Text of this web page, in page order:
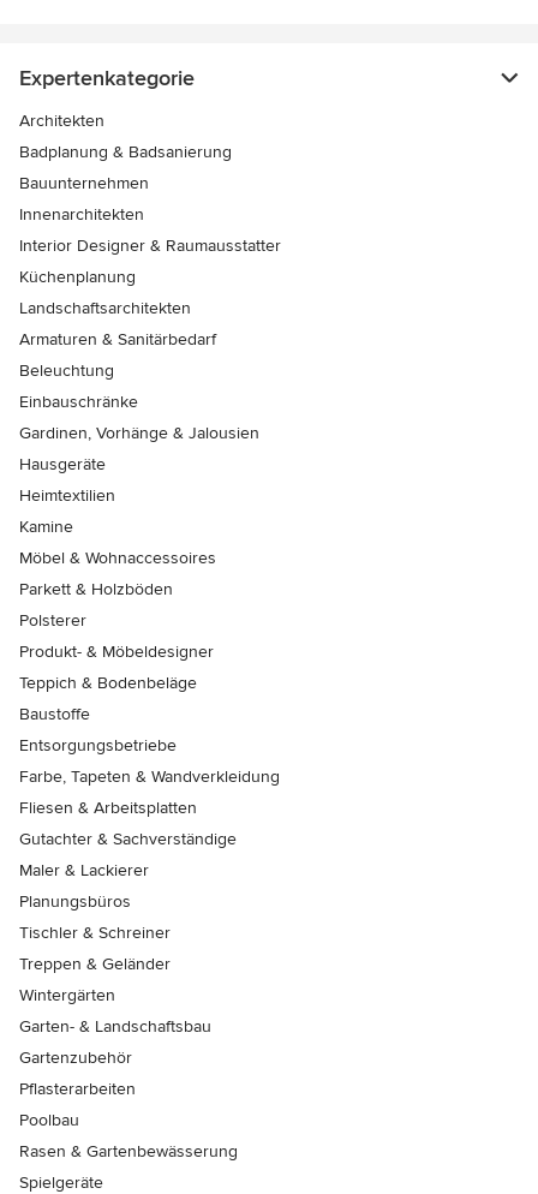
Expertenkategorie
Architekten
Badplanung & Badsanierung
Bauunternehmen
Innenarchitekten
Interior Designer & Raumausstatter
Küchenplanung
Landschaftsarchitekten
Armaturen & Sanitärbedarf
Beleuchtung
Einbauschränke
Gardinen, Vorhänge & Jalousien
Hausgeräte
Heimtextilien
Kamine
Möbel & Wohnaccessoires
Parkett & Holzböden
Polsterer
Produkt- & Möbeldesigner
Teppich & Bodenbeläge
Baustoffe
Entsorgungsbetriebe
Farbe, Tapeten & Wandverkleidung
Fliesen & Arbeitsplatten
Gutachter & Sachverständige
Maler & Lackierer
Planungsbüros
Tischler & Schreiner
Treppen & Geländer
Wintergärten
Garten- & Landschaftsbau
Gartenzubehör
Pflasterarbeiten
Poolbau
Rasen & Gartenbewässerung
Spielgeräte